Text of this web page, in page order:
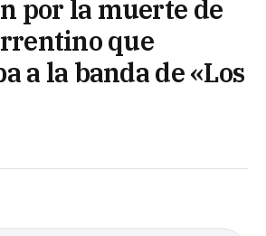
por la muerte de
que
a la banda de «Los